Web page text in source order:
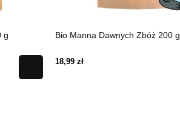
g Bio Manna Dawnych Zbóż 200 g
18,99 zł